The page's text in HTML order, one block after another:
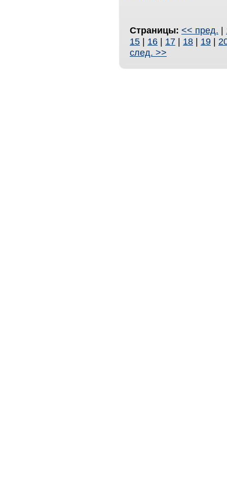
Страницы: << пред. |
15 | 16 | 17 | 18 | 19 |
след. >>